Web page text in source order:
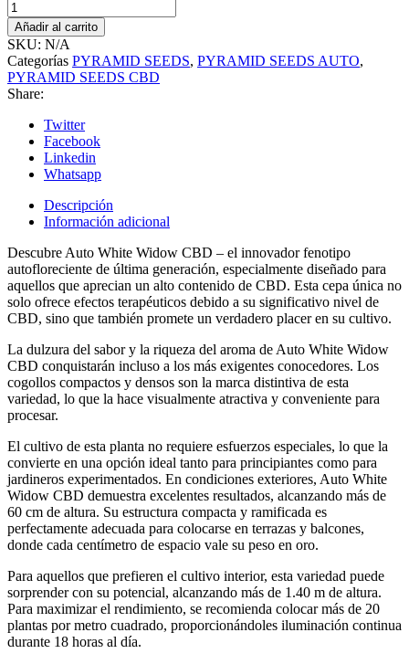
Añadir al carrito
SKU: N/A
Categorías PYRAMID SEEDS, PYRAMID SEEDS AUTO,
PYRAMID SEEDS CBD
Share:
Twitter
Facebook
Linkedin
Whatsapp
Descripción
Información adicional
Descubre Auto White Widow CBD – el innovador fenotipo
autofloreciente de última generación, especialmente diseñado para
aquellos que aprecian un alto contenido de CBD. Esta cepa única no
solo ofrece efectos terapéuticos debido a su significativo nivel de
CBD, sino que también promete un verdadero placer en su cultivo.
La dulzura del sabor y la riqueza del aroma de Auto White Widow
CBD conquistarán incluso a los más exigentes conocedores. Los
cogollos compactos y densos son la marca distintiva de esta
variedad, lo que la hace visualmente atractiva y conveniente para
procesar.
El cultivo de esta planta no requiere esfuerzos especiales, lo que la
convierte en una opción ideal tanto para principiantes como para
jardineros experimentados. En condiciones exteriores, Auto White
Widow CBD demuestra excelentes resultados, alcanzando más de
60 cm de altura. Su estructura compacta y ramificada es
perfectamente adecuada para colocarse en terrazas y balcones,
donde cada centímetro de espacio vale su peso en oro.
Para aquellos que prefieren el cultivo interior, esta variedad puede
sorprender con su potencial, alcanzando más de 1.40 m de altura.
Para maximizar el rendimiento, se recomienda colocar más de 20
plantas por metro cuadrado, proporcionándoles iluminación continua
durante 18 horas al día.